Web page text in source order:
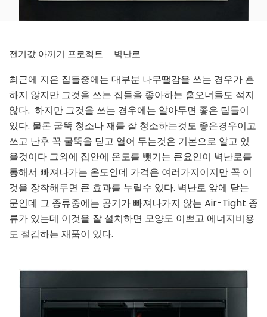
전기값 아끼기 프로젝트 – 벽난로
최근에 지은 집들중에는 대부분 나무땔감을 쓰는 경우가 흔
하지 않지만 그것을 쓰는 집들을 좋아하는 홈오너들도 적지
않다. 하지만 그것을 쓰는 경우에는 알아두면 좋은 팁들이
있다. 물론 굴뚝 청소나 재를 잘 청소하는것도 좋은경우이고
쓰고 난후 꼭 굴뚝을 닫고 열어 두는것은 기본으로 알고 있
을것이다 그외에 집안에 온도를 뺏기는 큰요인이 벽난로를
통해서 빠져나가는 온도인데 가격은 여러가지이지만 꼭 이
것을 장착해두면 큰 효과를 누릴수 있다. 벽난로 앞에 닫는
문인데 그 종류중에는 공기가 빠져나가지 않는 Air-Tight 종
류가 있는데 이것을 잘 설치하면 모양도 이쁘고 에너지비용
도 절감하는 재품이 있다.